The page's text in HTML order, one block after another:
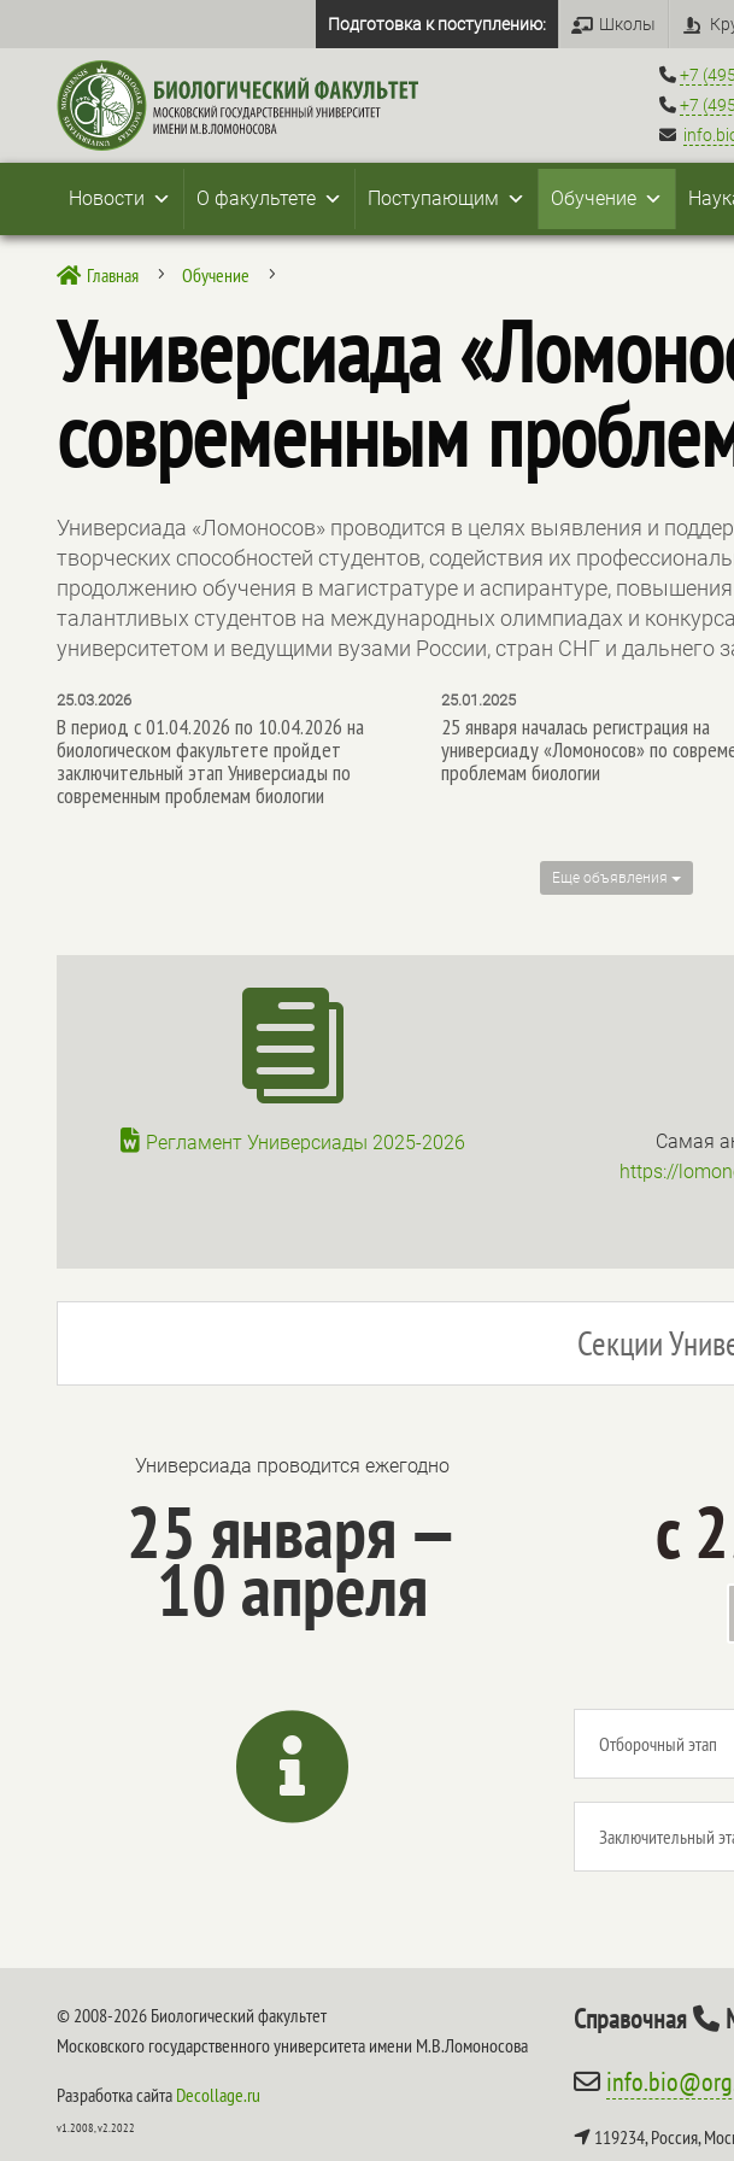
Подготовка к поступлению: Школы
+7
+7
Новости О факультете Поступающим Обучение
 Главная 5 Обучение 5
Универсиада
современным
Универсиада «Ломоносов» проводится в целях выявления и
творческих способностей студентов, содействия их
продолжению обучения в магистратуре и аспирантуре,
талантливых студентов на международных олимпиадах и
университетом и ведущими вузами России, стран СНГ и дальнего
25.03.2026
В период с 01.04.2026 по 10.04.2026 на
биологическом факультете пройдет
заключительный этап Универсиады по
современным проблемам биологии
25.01.2025
25 января началась регистрация на
универсиаду «Ломоносов» по
проблемам биологии
Еще объявления

Регламент Универсиады 2025-2026
Самая
https://
Секции
Универсиада проводится ежегодно
25 января —
10 апреля
с
 Отборочный этап
Заключительный
© 2008-2026 Биологический факультет
Московского государственного университета имени М.В.Ломоносова
Разработка сайта Decollage.ru
v1.2008, v2.2022
Справочная
119234, Россия,